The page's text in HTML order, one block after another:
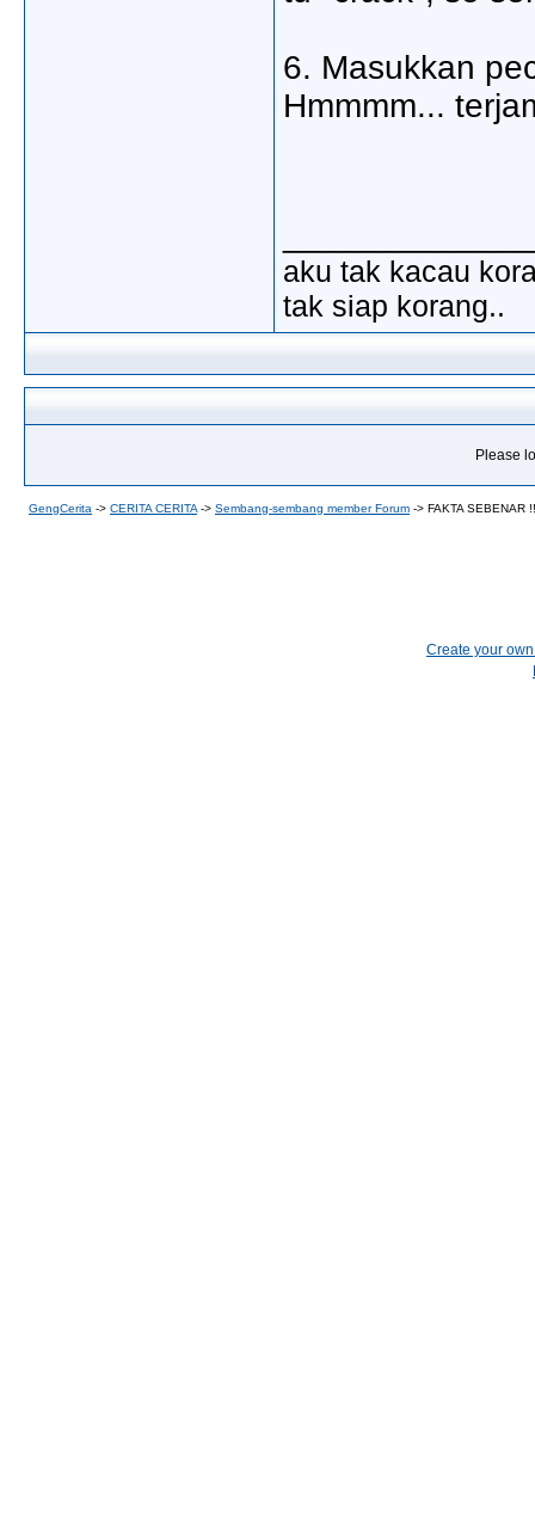
6. Masukkan
Hmmmm...
aku tak kacau
tak siap korang..
Please
GengCerita -> CERITA CERITA -> Sembang-sembang member Forum -> FAKTA SEBENAR
Create your